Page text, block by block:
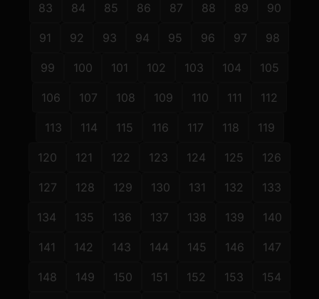
83 84 85 86 87 88 89 90
91 92 93 94 95 96 97 98
99 100 101 102 103 104 105
106 107 108 109 110 111 112
113 114 115 116 117 118 119
120 121 122 123 124 125 126
127 128 129 130 131 132 133
134 135 136 137 138 139 140
141 142 143 144 145 146 147
148 149 150 151 152 153 154